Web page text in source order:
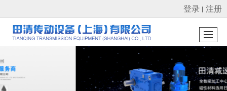
很遗憾，因您的浏览器版本过低导致无法获得最佳浏览体验，推荐下载安装谷歌浏览器！
登录 丨 注册